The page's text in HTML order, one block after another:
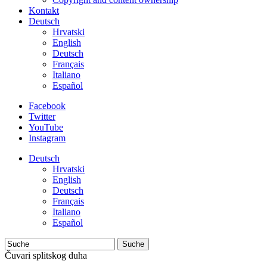
Kontakt
Deutsch
Hrvatski
English
Deutsch
Français
Italiano
Español
Facebook
Twitter
YouTube
Instagram
Deutsch
Hrvatski
English
Deutsch
Français
Italiano
Español
Suche
Čuvari splitskog duha